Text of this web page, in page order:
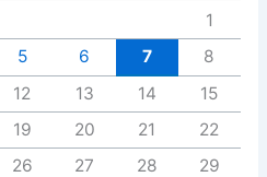
1
5 6 7
8
12 13 14
15
19 20 21
22
26 27 28
29